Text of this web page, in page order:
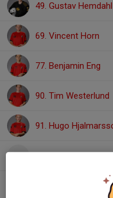
49. Gustav Hemdahl
69. Vincent Horn
77. Benjamin Eng
90. Tim Westerlund
91. Hugo
96. Wilmer